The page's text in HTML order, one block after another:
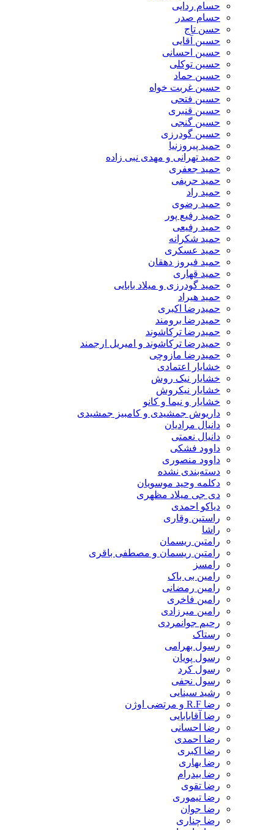
حسام ردایی
حسام صدر
حسن تاج
حسین آقایی
حسین احسانی
حسین توکلی
حسین حماد
حسین غربت خواه
حسین فتحی
حسین قنبری
حسین گنجی
حسین گودرزی
حمید پیروزنیا
حمید تهرانی و مهدی نبی زاده
حمید جعفری
حمید حریفی
حمید راد
حمید رضوی
حمید رفیع پور
حمید رفیعی
حمید شکرانه
حمید عسکری
حمید فیروز دهقان
حمید قهاری
حمید گودرزی و میلاد بابایی
حمید هیراد
حمیدرضا اکبری
حمیدرضا برومند
حمیدرضا ترکاشوند
حمیدرضا ترکاشوند و امیریل ارجمند
حمیدرضا مازوچی
خشایار اعتمادی
خشایار نیک روش
خشایار نیکروش
خشایار و نیما و کانو
داریوش جمشیدی و کامبیز جمشیدی
دانیال مرادیان
دانیال نعمتی
داوود فشکی
داوود منصوری
دسته‌بندی نشده
دکلمه وحید موسویان
دی جی میلاد مظهری
دیاکو احمدی
راستین وقاری
راشا
رامتین ریسمان
رامتین ریسمان و مصطفی باقری
رامسز
رامین بی باک
رامین رمضانی
رامین فاخری
رامین میرزادی
رحیم جوانمردی
رستاک
رسول بهرامی
رسول پویان
رسول کرد
رسول نجفی
رشید سینایی
رضا R.F و مرتضی اوژن
رضا آقابابایی
رضا احسانی
رضا احمدی
رضا اکبری
رضا بهاری
رضا بیدرام
رضا تقوی
رضا تیموری
رضا جوان
رضا چناری